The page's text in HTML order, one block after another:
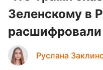
Зеленскому в
расшифровали
Руслана